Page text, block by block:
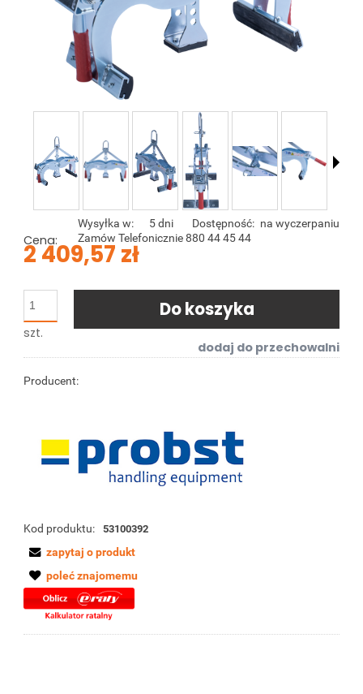
Dostępność: na wyczerpaniu
Wysyłka w:
5 dni
Zamów Telefonicznie 880 44 45 44
Cena:
2 409,57 zł
szt.
Do koszyka
dodaj do przechowalni
Producent:
Kod produktu: 53100392
zapytaj o produkt
poleć znajomemu